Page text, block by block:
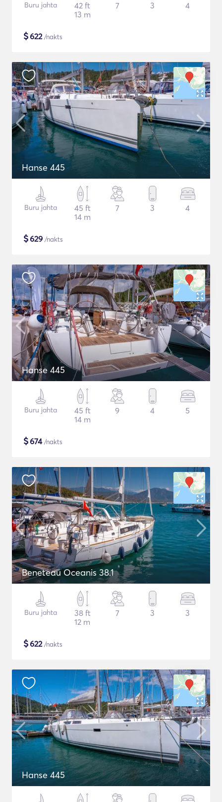
Buru jahta
42 ft
13 m
7 3 4
$622/nakts
Hanse 445
Buru jahta
45 ft
14 m
7 3 4
$629 /nakts
Hanse 445
Buru jahta
45 ft
14 m
9 4 5
$674/nakts
Beneteau Oceanis 38.1
Buru jahta
38 ft
12 m
7 3 3
$622/nakts
Hanse 445